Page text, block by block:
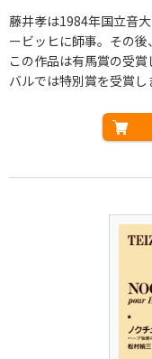
藤井孝は1984年国立音
ービッヒに師事。その後
この作品は有馬賞の受
バルでは特別賞を受賞し